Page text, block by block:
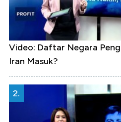
Video: Daftar Negara
Iran Masuk?
2.